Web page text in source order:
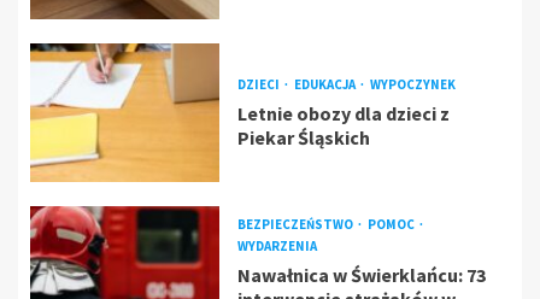
DZIECI EDUKACJA WYPOCZYNEK
Letnie obozy dla dzieci z
Piekar Śląskich
BEZPIECZEŃSTWO
POMOC
WYDARZENIA
Nawałnica w Świerklańcu: 73